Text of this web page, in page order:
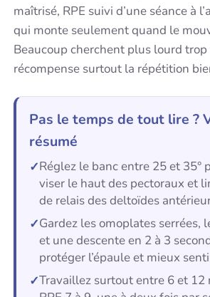
maîtrisé, RPE suivi d’une séance à
qui monte seulement quand le
Beaucoup cherchent plus lourd trop
récompense surtout la répétition
Pas le temps de tout lire ?
résumé
Réglez le banc entre 25 et 35°
viser le haut des pectoraux et
de relais des deltoïdes
Gardez les omoplates serrées,
et une descente en 2 à 3
protéger l’épaule et mieux
Travaillez surtout entre 6 et 12